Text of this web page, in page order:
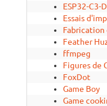
ESP32-C3-
Essais
Fabrication
Feather
ffmpeg
Figures de
FoxDot
Game Boy
Game